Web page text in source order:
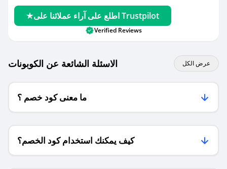
اطلع على آراء عملائنا على Trustpilot
Verified Reviews
الاسئلة الشائعة عن الكوبونات عرض الكل
ما معنى كود خصم ؟
كيف يمكنك استخدام كود الخصم؟